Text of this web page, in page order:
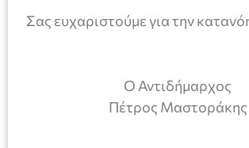
Σας ευχαριστούμε για την
Ο Αντιδήμαρχος
Πέτρος Μαστοράκης